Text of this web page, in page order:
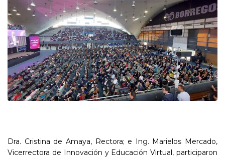
Dra. Cristina de Amaya, Rectora; e Ing. Marielos Mercado,
Vicerrectora de Innovación y Educación Virtual, participaron